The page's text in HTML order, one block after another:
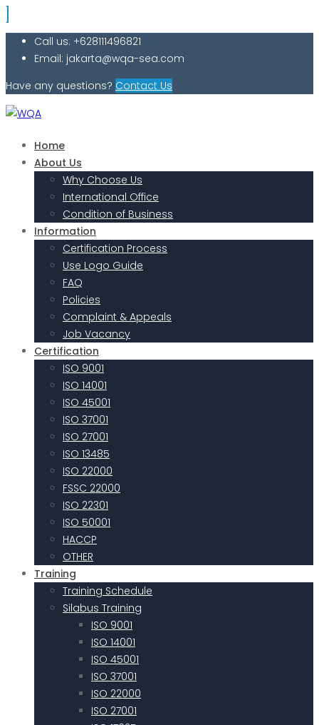
Call us: +628111496821
Email: jakarta@wqa-sea.com
Have any questions? Contact Us
Home
About Us
Why Choose Us
International Office
Condition of Business
Information
Certification Process
Use Logo Guide
FAQ
Policies
Complaint & Appeals
Job Vacancy
Certification
ISO 9001
ISO 14001
ISO 45001
ISO 37001
ISO 27001
ISO 13485
ISO 22000
FSSC 22000
ISO 22301
ISO 50001
HACCP
OTHER
Training
Training Schedule
Silabus Training
ISO 9001
ISO 14001
ISO 45001
ISO 37001
ISO 22000
ISO 27001